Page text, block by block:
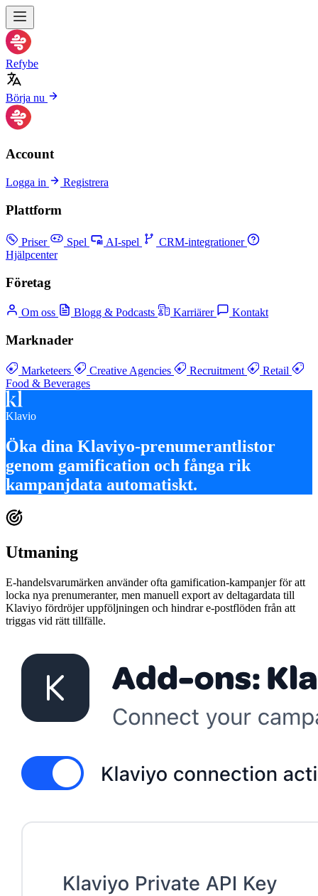
Refybe
Börja nu
Account
Logga in Registrera
Plattform
Priser Spel AI-spel
CRM-integrationer
Hjälpcenter
Företag
Om oss Blogg & Podcasts Karriärer Kontakt
Marknader
Marketeers Creative Agencies Recruitment
Retail
Food & Beverages
Klavio
Öka dina Klaviyo-prenumerantlistor
genom gamification och fånga rik
kampanjdata automatiskt.
Utmaning
E-handelsvarumärken använder ofta gamification-kampanjer för att
locka nya prenumeranter, men manuell export av deltagardata till
Klaviyo fördröjer uppföljningen och hindrar e-postflöden från att
triggas vid rätt tillfälle.